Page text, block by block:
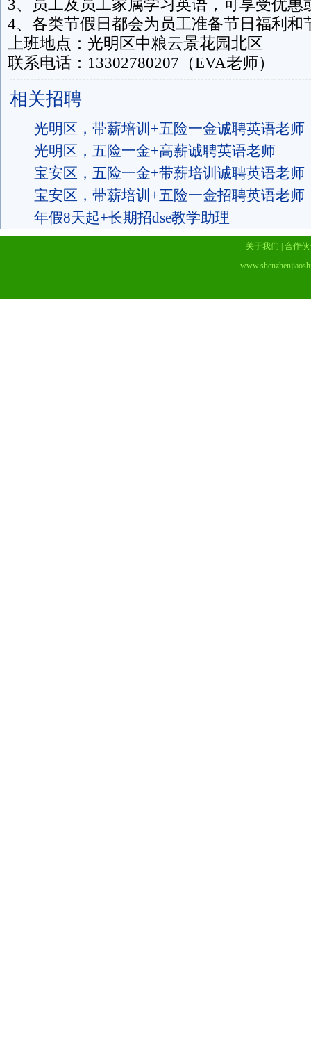
3、员工及员工家属学习英语，可享受优惠
4、各类节假日都会为员工准备节日福利和
上班地点：光明区中粮云景花园北区
联系电话：13302780207（EVA老师）
相关招聘
光明区，带薪培训+五险一金诚聘英语老师
光明区，五险一金+高薪诚聘英语老师
宝安区，五险一金+带薪培训诚聘英语老师
宝安区，带薪培训+五险一金招聘英语老师
年假8天起+长期招dse教学助理
关于我们
合作